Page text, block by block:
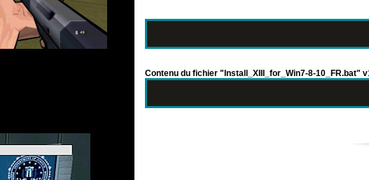
Contenu du fichier "Install_XIII_for_Win7-8-10_FR.bat"